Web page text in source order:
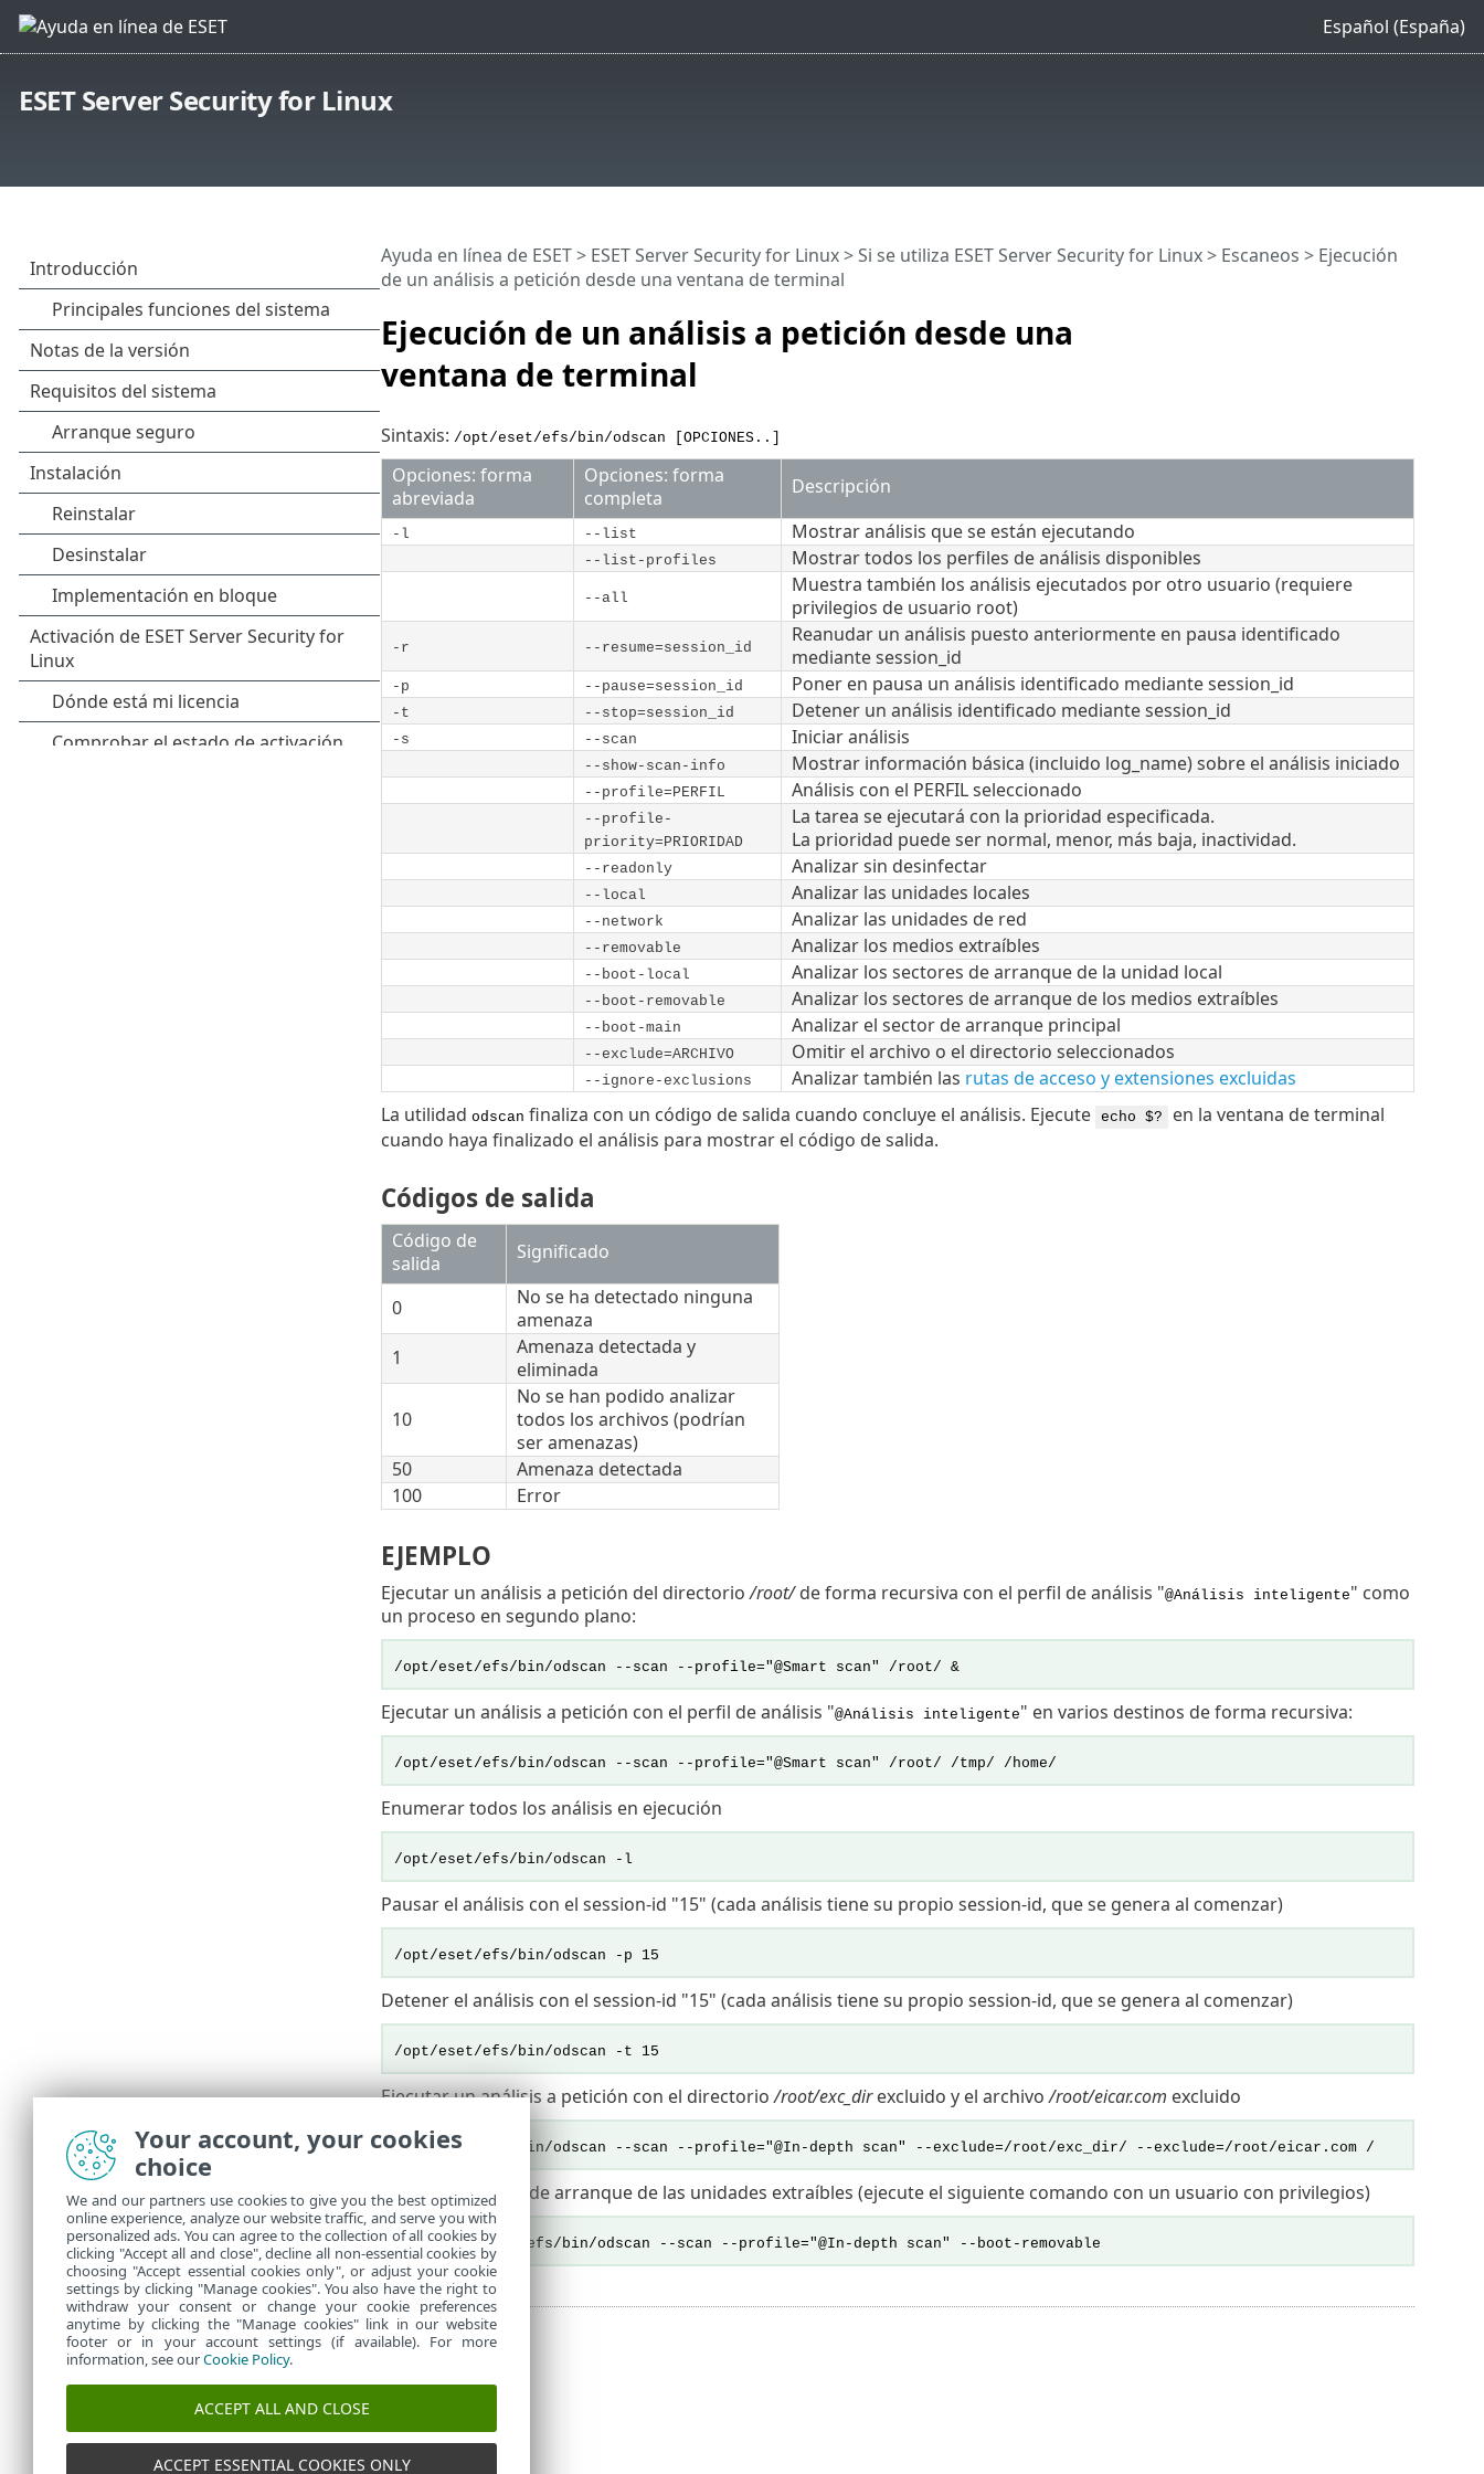
Español (España)
ESET Server Security for Linux
Ejecución de un análisis a petición desde una
ventana de terminal
Ayuda en línea de ESET> ESET Server Security for Linux>Si se utiliza ESET Server Security for Linux> Escaneos > Ejecución
de un análisis a petición desde una ventana de terminal
Sintaxis: /opt/eset/efs/bin/odscan [OPCIONES..]
Opciones: forma
abreviada
Opciones: forma
completa
Descripción
-l --list Mostrar análisis que se están ejecutando
--list-profiles Mostrar todos los perfiles de análisis disponibles
--all
Muestra también los análisis ejecutados por otro usuario (requiere
privilegios de usuario root)
-r --resume=session_id
Reanudar un análisis puesto anteriormente en pausa identificado
mediante session_id
-p --pause=session_id Poner en pausa un análisis identificado mediante session_id
-t --stop=session_id Detener un análisis identificado mediante session_id
-s --scan Iniciar análisis
--show-scan-info Mostrar información básica (incluido log_name) sobre el análisis iniciado
--profile=PERFIL Análisis con el PERFIL seleccionado
--profile-
priority=PRIORIDAD
La tarea se ejecutará con la prioridad especificada.
La prioridad puede ser normal, menor, más baja, inactividad.
--readonly Analizar sin desinfectar
--local Analizar las unidades locales
--network Analizar las unidades de red
--removable Analizar los medios extraíbles
--boot-local Analizar los sectores de arranque de la unidad local
--boot-removable Analizar los sectores de arranque de los medios extraíbles
--boot-main Analizar el sector de arranque principal
--exclude=ARCHIVO Omitir el archivo o el directorio seleccionados
--ignore-exclusions Analizar también las rutas de acceso y extensiones excluidas
La utilidad odscan finaliza con un código de salida cuando concluye el análisis. Ejecute echo $?
en la ventana de terminal
cuando haya finalizado el análisis para mostrar el código de salida.
Códigos de salida
Código de
salida
Significado
0
No se ha detectado ninguna
amenaza
1
Amenaza detectada y
eliminada
10
No se han podido analizar
todos los archivos (podrían
ser amenazas)
50
Amenaza detectada
100
Error
EJEMPLO
Ejecutar un análisis a petición del directorio/root/de forma recursiva con el perfil de análisis "@Análisis inteligente" como
un proceso en segundo plano:
/opt/eset/efs/bin/odscan --scan --profile="@Smart scan" /root/ &
Ejecutar un análisis a petición con el perfil de análisis "@Análisis inteligente" en varios destinos de forma recursiva:
/opt/eset/efs/bin/odscan --scan --profile="@Smart scan" /root/ /tmp/ /home/
Enumerar todos los análisis en ejecución
/opt/eset/efs/bin/odscan -l
Pausar el análisis con el session-id "15" (cada análisis tiene su propio session-id, que se genera al comenzar)
/opt/eset/efs/bin/odscan -p 15
Detener el análisis con el session-id "15" (cada análisis tiene su propio session-id, que se genera al comenzar)
/opt/eset/efs/bin/odscan -t 15
Ejecutar un análisis a petición con el directorio/root/exc_direxcluido y el archivo/root/eicar.com excluido
/opt/eset/efs/bin/odscan --scan --profile="@In-depth scan" --exclude=/root/exc_dir/ --exclude=/root/eicar.com /
Analizar el sector de arranque de las unidades extraíbles (ejecute el siguiente comando con un usuario con privilegios)
sudo /opt/eset/efs/bin/odscan --scan --profile="@In-depth scan" --boot-removable
Your account, your cookies
choice
We and our partners use cookies to give you the best optimized
online experience, analyze our website traffic, and serve you with
personalized ads. You can agree to the collection of all cookies by
clicking "Accept all and close", decline all non-essential cookies by
choosing "Accept essential cookies only", or adjust your cookie
settings by clicking "Manage cookies". You also have the right to
withdraw your consent or change your cookie preferences
anytime by clicking the "Manage cookies" link in our website
footer or in your account settings (if available). For more
information, see ourCookie Policy.
ACCEPT ALL AND CLOSE
ACCEPT ESSENTIAL COOKIES ONLY